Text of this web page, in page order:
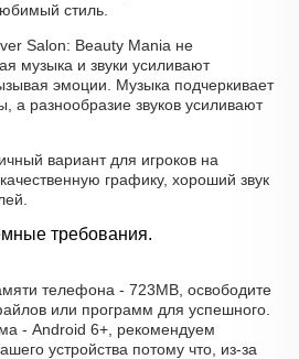
стиль.
Salon: Beauty Mania не
музыка и звуки усиливают
эмоции. Музыка подчеркивает
а разнообразие звуков усиливают
вариант для игроков на
графику, хороший звук
требования.
телефона - 723MB, освободите
или программ для успешного.
- Android 6+, рекомендуем
устройства потому что, из-за